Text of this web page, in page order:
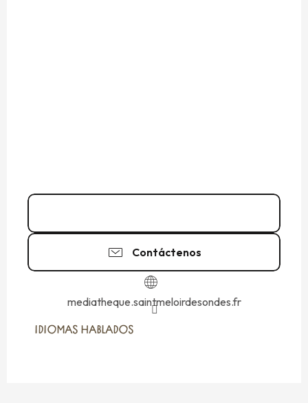
Contáctenos
mediatheque.saintmeloirdesondes.fr
IDIOMAS HABLADOS
IDIOMAS HABLADOS